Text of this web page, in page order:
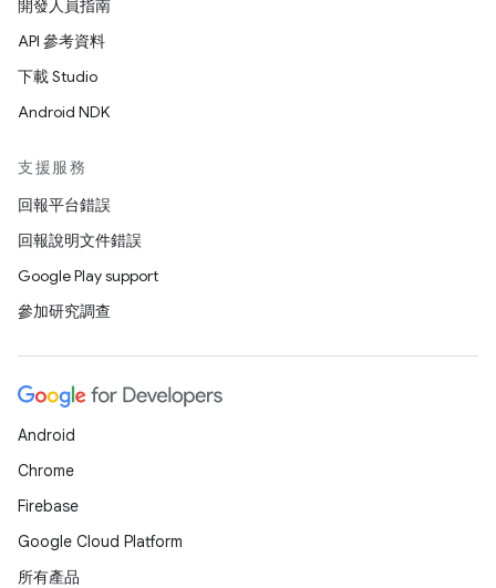
開發人員指南
API 參考資料
下載 Studio
Android NDK
支援服務
回報平台錯誤
回報說明文件錯誤
Google Play support
參加研究調查
Android
Chrome
Firebase
Google Cloud Platform
所有產品